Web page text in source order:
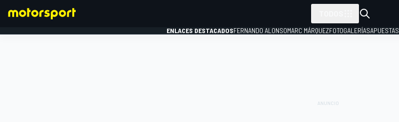
ENLACES DESTACADOSFERNANDO ALONSOMARC MÁRQUEZFOTOGALERÍASAPUESTAS